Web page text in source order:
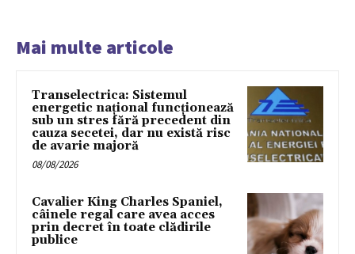
Mai multe articole
Transelectrica: Sistemul
energetic național funcționează
sub un stres fără precedent din
cauza secetei, dar nu există risc
de avarie majoră
08/08/2026
Cavalier King Charles Spaniel,
câinele regal care avea acces
prin decret în toate clădirile
publice